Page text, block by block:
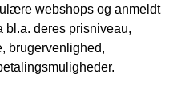
webshops og anmeldt
bl.a. deres prisniveau,
brugervenlighed,